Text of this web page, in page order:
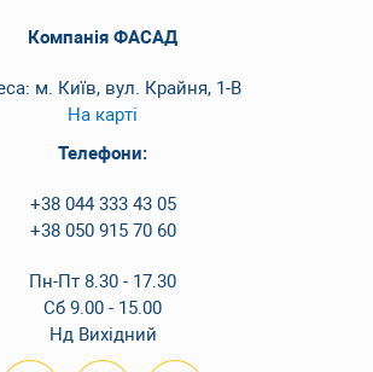
Компанія ФАСАД
м. Київ, вул. Крайня, 1-В
На карті
Телефони:
+38 044 333 43 05
+38 050 915 70 60
Пн-Пт 8.30 - 17.30
Сб 9.00 - 15.00
Нд Вихідний